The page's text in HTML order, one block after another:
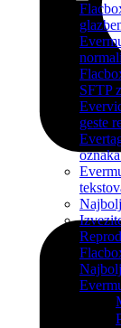
SFTP
geste